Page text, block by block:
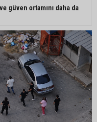
ve etiket kontrolü
Belediye Başkan
ilişkin hukuki süreç başlatıldı"
güven ortamını daha da